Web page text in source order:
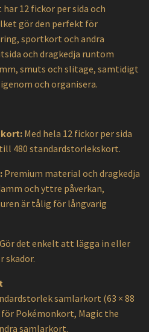
12 fickor per sida och
gör den perfekt för
sportkort och andra
och dragkedja runtom
smuts och slitage, samtidigt
och organisera.
kort: Med hela 12 fickor per sida
480 standardstorlekskort.
Premium material och dragkedja
och yttre påverkan,
är tålig för långvarig
Gör det enkelt att lägga in eller
skador.
samlarkort (63 × 88
Pokémonkort, Magic the
samlarkort.